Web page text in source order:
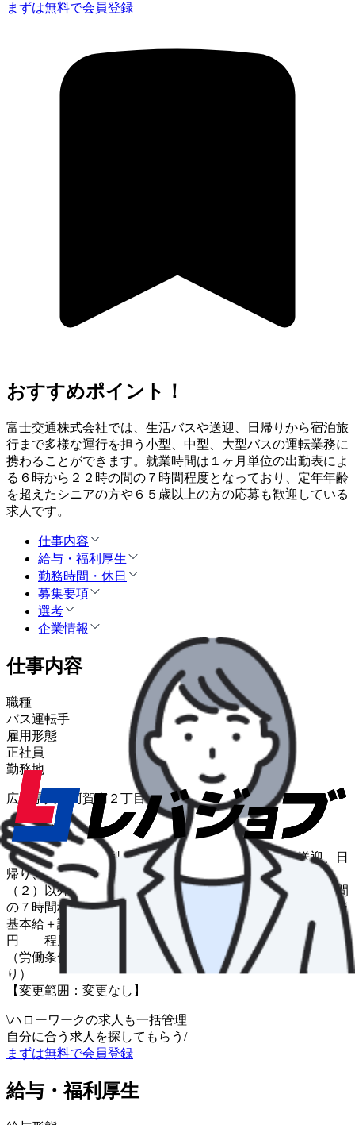
まずは無料で会員登録
おすすめポイント！
富士交通株式会社では、生活バスや送迎、日帰りから宿泊旅
行まで多様な運行を担う小型、中型、大型バスの運転業務に
携わることができます。就業時間は１ヶ月単位の出勤表によ
る６時から２２時の間の７時間程度となっており、定年年齢
を超えたシニアの方や６５歳以上の方の応募も歓迎している
求人です。
仕事内容
給与・福利厚生
勤務時間・休日
募集要項
選考
企業情報
仕事内容
職種
バス運転手
雇用形態
正社員
勤務地
広島県呉市阿賀南２丁目７番２６号阿賀営業所
仕事内容
・小型、中型、大型バスの運転業務 生活バス、送迎、日
帰り、宿泊旅行の運行 ＊就業時間について：（１）、
（２）以外にも運行あり。 ０６：００〜２２：００の間
の７時間程度の勤務 （１ヵ月単位の出勤表あり） ※
基本給＋諸手当で１ヵ月の総支給額が２６万円〜３６万
円 程度になります。 ※定年年齢を超えた方も応募可能
（労働条件変更する場合あ
り
【変更範囲：変更なし】
\ハローワークの求人も一括管理
自分に合う求人を探してもらう /
まずは無料で会員登録
給与・福利厚生